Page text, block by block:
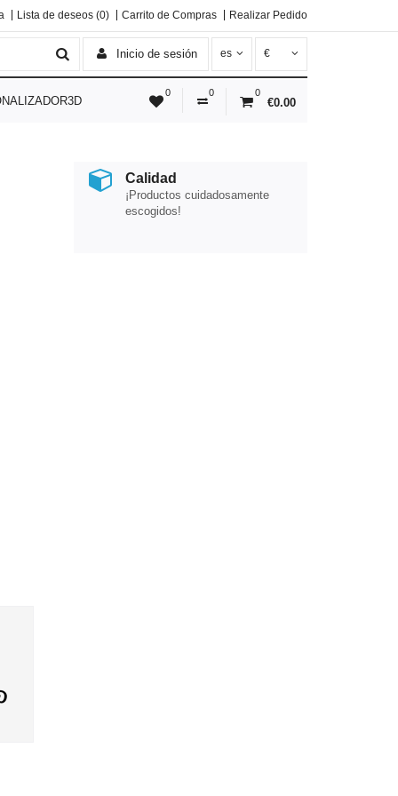
Lista de deseos (0) Carrito de Compras Realizar Pedido
Inicio de sesión es €
0 0 0
€0.00
Calidad
¡Productos cuidadosamente
escogidos!